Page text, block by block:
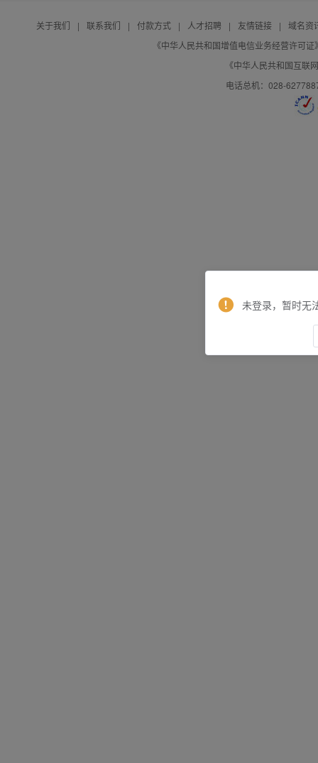
关于我们 | 联系我们 | 付款方式 | 人才招聘 | 友情链接 |
域名资
《中华人民共和国增值电信业务经营许可
《中华人民共和国互联
电话总机：028-
未登录，暂时无